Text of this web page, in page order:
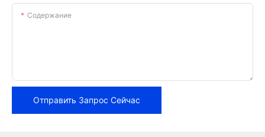
Содержание
Отправить Запрос Сейчас